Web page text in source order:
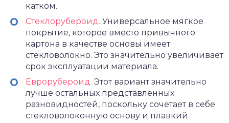
катком.
Стеклорубероид. Универсальное мягкое
покрытие, которое вместо привычного
картона в качестве основы имеет
стекловолокно. Это значительно увеличивает
срок эксплуатации материала.
Еврорубероид. Этот вариант значительно
лучше остальных представленных
разновидностей, поскольку сочетает в себе
стекловолоконную основу и плавкий